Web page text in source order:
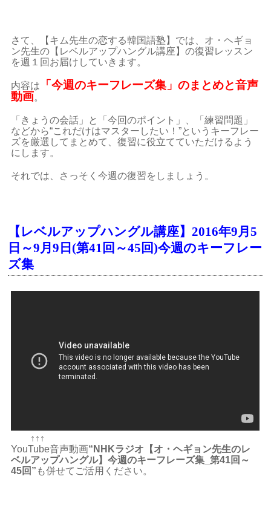
さて、【キム先生の恋する韓国語塾】では、オ・ヘギョ
ン先生の【レベルアップハングル講座】の復習レッスン
を週１回お届けしていきます。
内容は
「今週のキーフレーズ集」のまとめと音声
動画。
「きょうの会話」と「今回のポイント」、「練習問題」
などから“これだけはマスターしたい！”というキーフレー
ズを厳選してまとめて、復習に役立てていただけるよう
にします。
それでは、さっそく今週の復習をしましょう。
【レベルアップハングル講座】2016年9月5
日～9月9日(第41回～45回)今週のキーフレー
ズ集
↑↑↑
YouTube音声動画“NHKラジオ【オ・ヘギョン先生のレ
ベルアップハングル】今週のキーフレーズ集_第41回～
45回” も併せてご活用ください。